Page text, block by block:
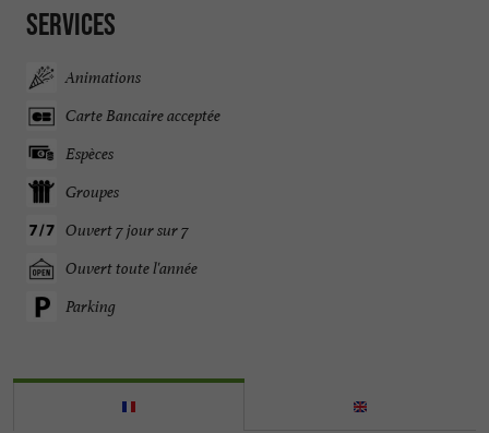
Services
Animations
Carte Bancaire acceptée
Espèces
Groupes
Ouvert 7 jour sur 7
Ouvert toute l'année
Parking